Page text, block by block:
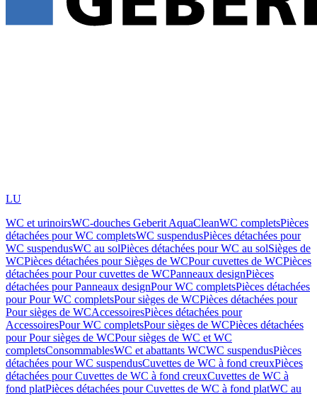
LU
WC et urinoirsWC-douches Geberit AquaCleanWC completsPièces
détachées pour WC completsWC suspendusPièces détachées pour
WC suspendusWC au solPièces détachées pour WC au solSièges de
WCPièces détachées pour Sièges de WCPour cuvettes de WCPièces
détachées pour Pour cuvettes de WCPanneaux designPièces
détachées pour Panneaux designPour WC completsPièces détachées
pour Pour WC completsPour sièges de WCPièces détachées pour
Pour sièges de WCAccessoiresPièces détachées pour
AccessoiresPour WC completsPour sièges de WCPièces détachées
pour Pour sièges de WCPour sièges de WC et WC
completsConsommablesWC et abattants WCWC suspendusPièces
détachées pour WC suspendusCuvettes de WC à fond creuxPièces
détachées pour Cuvettes de WC à fond creuxCuvettes de WC à
fond platPièces détachées pour Cuvettes de WC à fond platWC au